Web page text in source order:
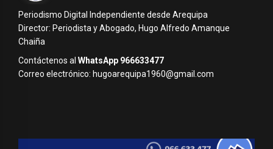
Periodismo Digital Independiente desde Arequipa
Director: Periodista y Abogado, Hugo Alfredo Amanque
Chaiña
Contáctenos al WhatsApp 966633477
Correo electrónico: hugoarequipa1960@gmail.com